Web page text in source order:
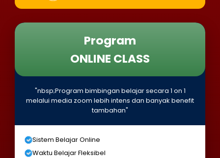
Program
ONLINE CLASS
"nbsp;Program bimbingan belajar secara 1 on 1
melalui media zoom lebih intens dan banyak benefit
tambahan"
Sistem Belajar Online
Waktu Belajar Fleksibel